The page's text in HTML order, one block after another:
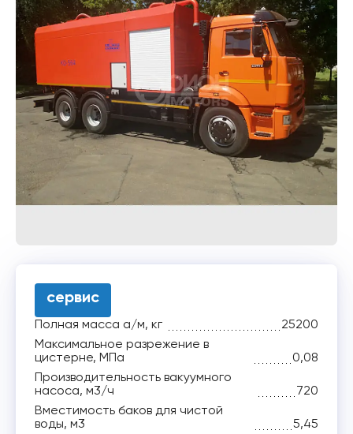
сервис
Полная масса а/м, кг
25200
Максимальное разрежение в
цистерне, МПа
0,08
Производительность вакуумного
насоса, м3/ч
720
Вместимость баков для чистой
воды, м3
5,45